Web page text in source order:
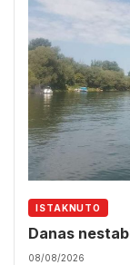
ISTAKNUTO
Danas
08/08/2026